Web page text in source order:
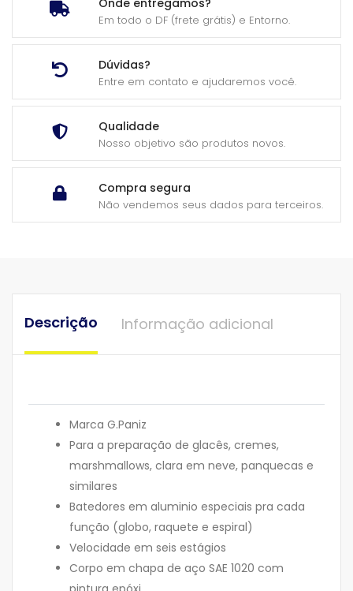
Onde entregamos?
Em todo o DF (frete grátis) e Entorno.
Dúvidas?
Entre em contato e ajudaremos você.
Qualidade
Nosso objetivo são produtos novos.
Compra segura
Não vendemos seus dados para terceiros.
Descrição Informação adicional
Marca G.Paniz
Para a preparação de glacês, cremes,
marshmallows, clara em neve, panquecas e
similares
Batedores em aluminio especiais pra cada
função (globo, raquete e espiral)
Velocidade em seis estágios
Corpo em chapa de aço SAE 1020 com